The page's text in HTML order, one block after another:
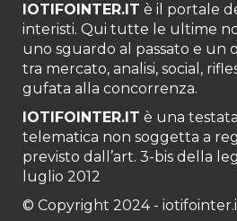
IOTIFOINTER.IT è il portale
interisti. Qui tutte le ultime
uno sguardo al passato e un
tra mercato, analisi, social,
gufata alla concorrenza.
IOTIFOINTER.IT è una
telematica non soggetta a
previsto dall’art. 3-bis della
luglio 2012
© Copyright 2024 -